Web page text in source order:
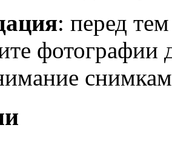
: перед
фотографии